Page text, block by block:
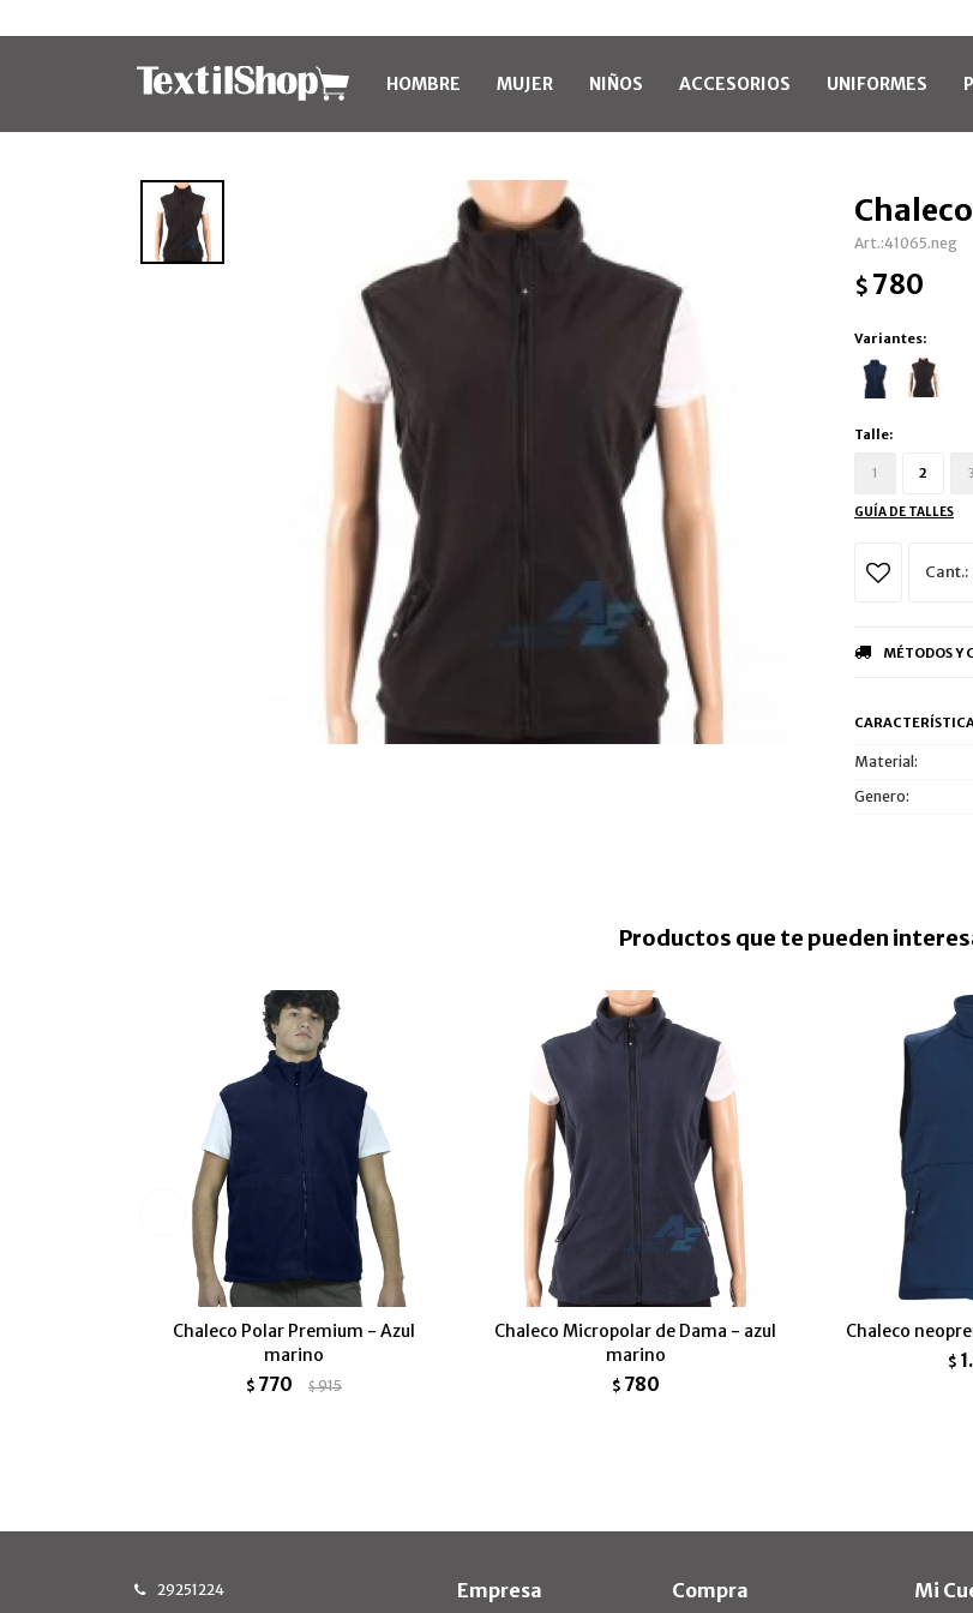
HOMBRE MUJER NIÑOS ACCESORIOS UNIFORMES
41065.neg
$ 780
Variantes:
Talle:
1 2 3
GUÍA DE TALLES
MÉTODOS Y
Material
Genero
Productos que te pueden
Chaleco Polar Premium - Azul
marino
$ 770 $915
Chaleco Micropolar de Dama - azul
marino
$ 780
Chaleco
$
29251224 Empresa Compra Mi